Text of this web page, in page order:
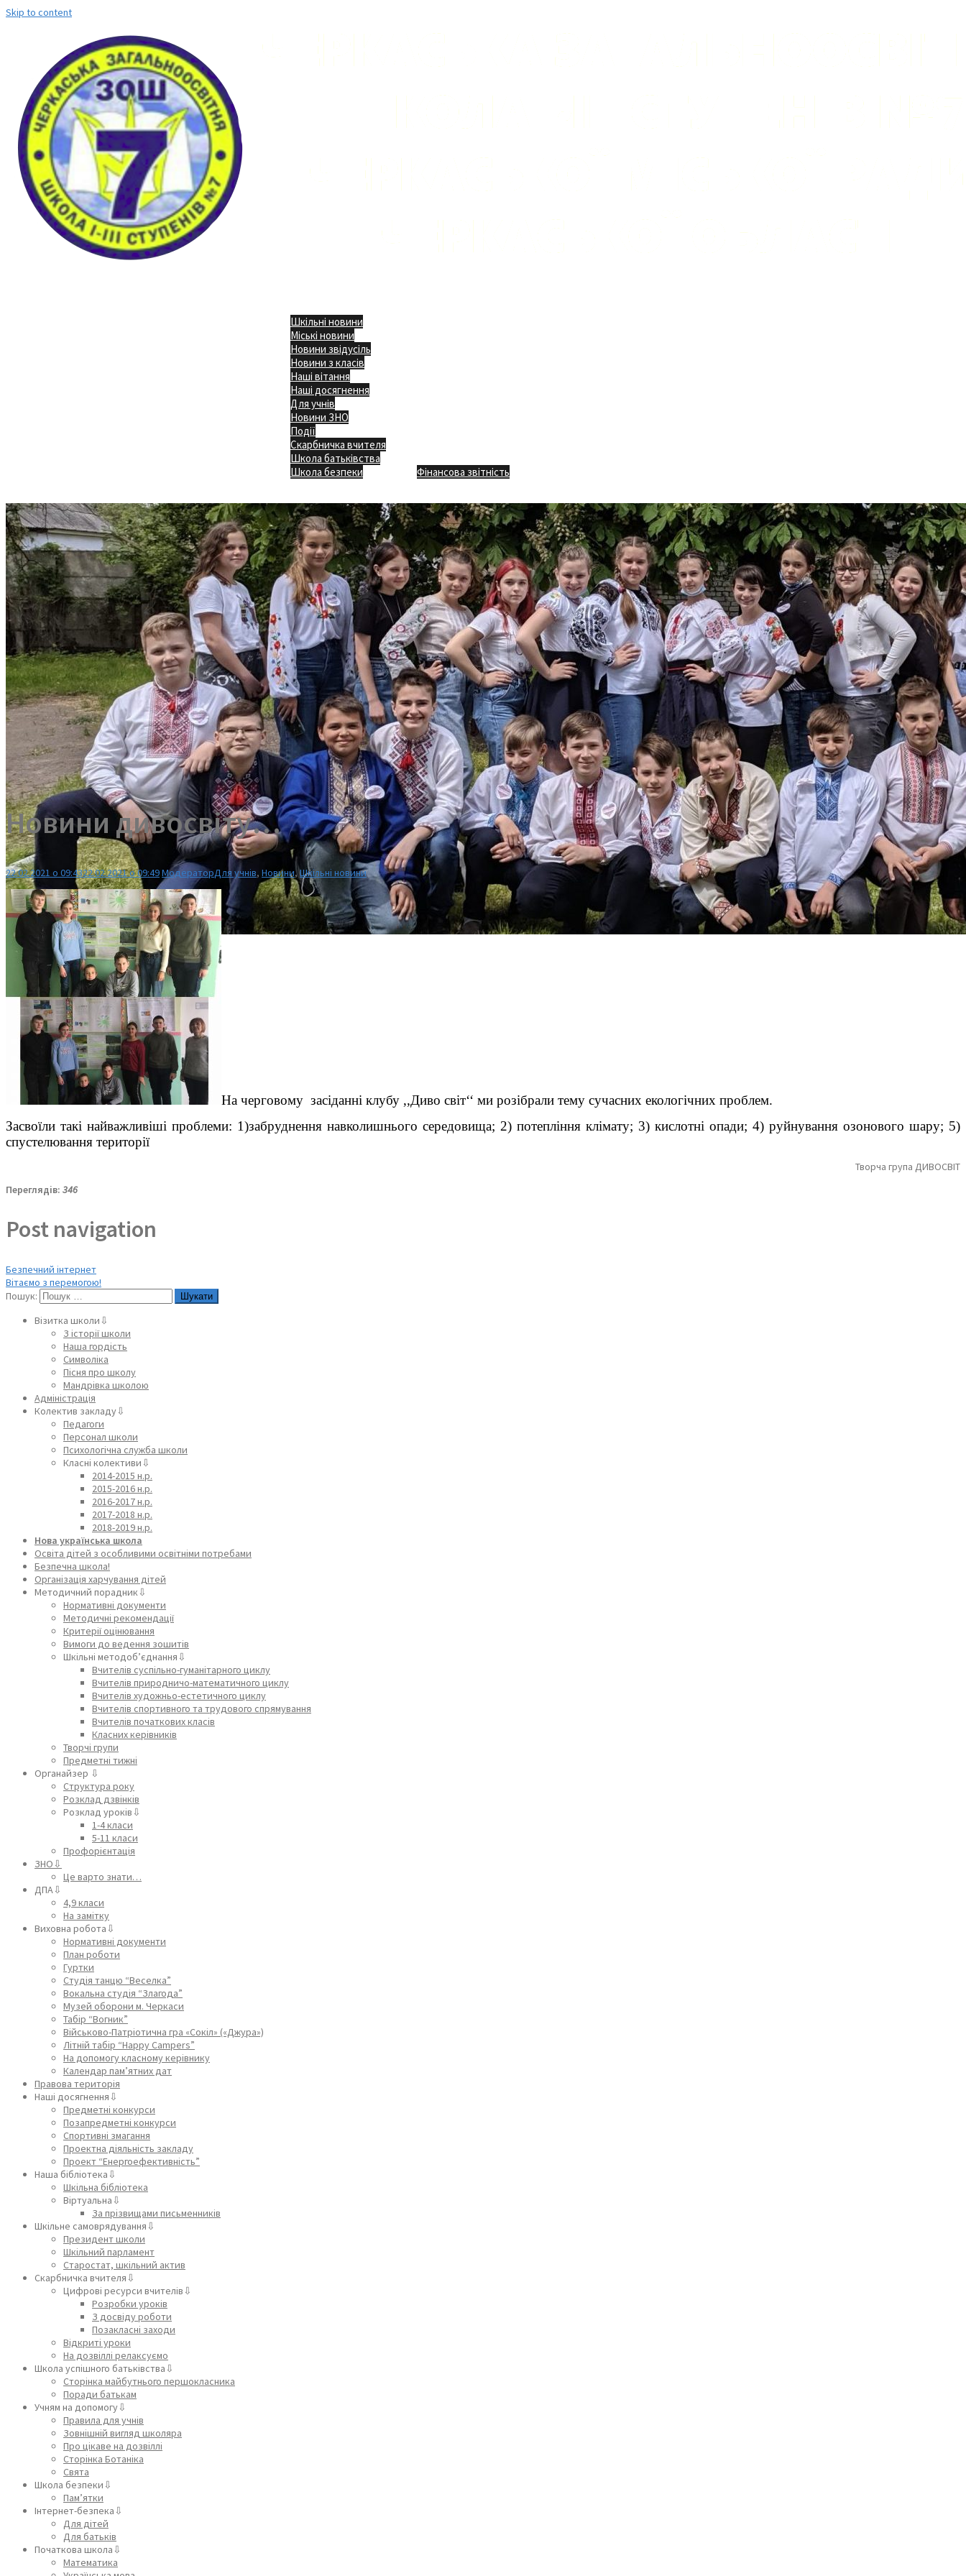
Skip to content
Шкільні новини
Міські новини
Новини звідусіль
Новини з класів
Наші вітання
Наші досягнення
Для учнів
Новини ЗНО
Події
Скарбничка вчителя
Школа батьківства
Школа безпеки
Фінансова звітність
Новини дивосвіту…
22.02.2021 о 09:4322.02.2021 о 09:49МодераторДля учнів, Новини,Шкільні новини
На черговому засіданні клубу ,,Диво світ‘‘ ми розібрали тему сучасних екологічних проблем.
Засвоїли такі найважливіші проблеми: 1)забруднення навколишнього середовища; 2) потепління клімату; 3) кислотні опади; 4) руйнування озонового шару; 5)
спустелювання території
Творча група ДИВОСВІТ
Переглядів: 346
Post navigation
Безпечний інтернет
Вітаємо з перемогою!
Пошук:
Візитка школи⇩
З історії школи
Наша гордість
Символіка
Пісня про школу
Мандрівка школою
Адміністрація
Колектив закладу⇩
Педагоги
Персонал школи
Психологічна служба школи
Класні колективи⇩
2014-2015 н.р.
2015-2016 н.р.
2016-2017 н.р.
2017-2018 н.р.
2018-2019 н.р.
Нова українська школа
Освіта дітей з особливими освітніми потребами
Безпечна школа!
Організація харчування дітей
Методичний порадник⇩
Нормативні документи
Методичні рекомендації
Критерії оцінювання
Вимоги до ведення зошитів
Шкільні методоб’єднання⇩
Вчителів суспільно-гуманітарного циклу
Вчителів природничо-математичного циклу
Вчителів художньо-естетичного циклу
Вчителів спортивного та трудового спрямування
Вчителів початкових класів
Класних керівників
Творчі групи
Предметні тижні
Органайзер ⇩
Структура року
Розклад дзвінків
Розклад уроків⇩
1-4 класи
5-11 класи
Профорієнтація
ЗНО⇩
Це варто знати…
ДПА⇩
4,9 класи
На замітку
Виховна робота⇩
Нормативні документи
План роботи
Гуртки
Студія танцю “Веселка”
Вокальна студія “Злагода”
Музей оборони м. Черкаси
Табір “Вогник”
Військово-Патріотична гра «Сокіл» («Джура»)
Літній табір “Happy Campers”
На допомогу класному керівнику
Календар пам’ятних дат
Правова територія
Наші досягнення⇩
Предметні конкурси
Позапредметні конкурси
Спортивні змагання
Проектна діяльність закладу
Проект “Енергоефективність”
Наша бібліотека⇩
Шкільна бібліотека
Віртуальна⇩
За прізвищами письменників
Шкільне самоврядування⇩
Президент школи
Шкільний парламент
Старостат, шкільний актив
Скарбничка вчителя⇩
Цифрові ресурси вчителів⇩
Розробки уроків
З досвіду роботи
Позакласні заходи
Відкриті уроки
На дозвіллі релаксуємо
Школа успішного батьківства⇩
Сторінка майбутнього першокласника
Поради батькам
Учням на допомогу⇩
Правила для учнів
Зовнішній вигляд школяра
Про цікаве на дозвіллі
Сторінка Ботаніка
Свята
Школа безпеки⇩
Пам’ятки
Інтернет-безпека⇩
Для дітей
Для батьків
Початкова школа⇩
Математика